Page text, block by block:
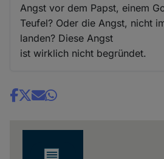
Angst vor dem Papst, einem
Teufel? Oder die Angst, nicht
landen? Diese Angst
ist wirklich nicht begründet.
Share